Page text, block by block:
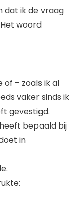
dat ik de vraag
woord
– zoals ik al
vaker sinds ik
gevestigd.
bepaald bij
in